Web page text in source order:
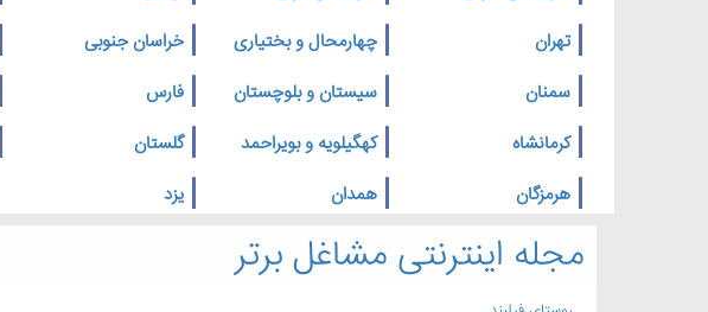
تهران
چهارمحال و بختیاری خراسان جنوبی
سمنان
سیستان و بلوچستان فارس
کرمانشاه
کهگیلویه و بویراحمد گلستان
هرمزگان
همدان یزد
مجله اینترنتی مشاغل برتر